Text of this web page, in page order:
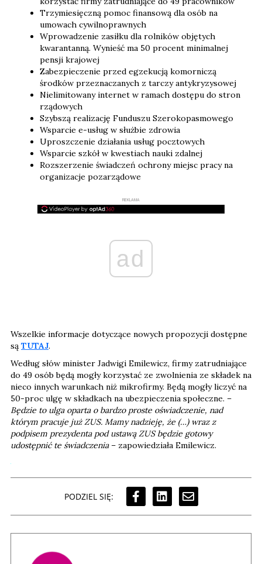
Trzymiesięczną pomoc finansową dla osób na
umowach cywilnoprawnych
Wprowadzenie zasiłku dla rolników objętych
kwarantanną. Wynieść ma 50 procent minimalnej
pensji krajowej
Zabezpieczenie przed egzekucją komorniczą
środków przeznaczanych z tarczy antykryzysowej
Nielimitowany internet w ramach dostępu do stron
rządowych
Szybszą realizację Funduszu Szerokopasmowego
Wsparcie e-usług w służbie zdrowia
Uproszczenie działania usług pocztowych
Wsparcie szkół w kwestiach nauki zdalnej
Rozszerzenie świadczeń ochrony miejsc pracy na
organizacje pozarządowe
REKLAMA
ad
Wszelkie informacje dotyczące nowych propozycji dostępne
są TUTAJ.
Według słów minister Jadwigi Emilewicz, firmy zatrudniające
do 49 osób będą mogły korzystać ze zwolnienia ze składek na
nieco innych warunkach niż mikrofirmy. Będą mogły liczyć na
50-proc ulgę w składkach na ubezpieczenia społeczne. –
Będzie to ulga oparta o bardzo proste oświadczenie, nad
którym pracuje już ZUS. Mamy nadzieję, że (…) wraz z
podpisem prezydenta pod ustawą ZUS będzie gotowy
udostępnić te świadczenia– zapowiedziała Emilewicz.
PODZIEL SIĘ: